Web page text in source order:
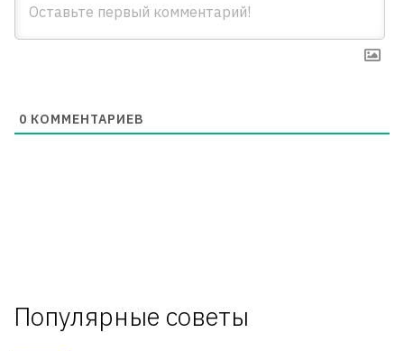
0 КОММЕНТАРИЕВ
Популярные советы